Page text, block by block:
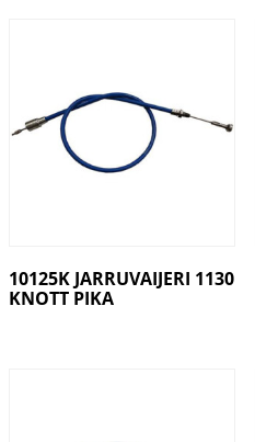
10125K JARRUVAIJERI 1130
KNOTT PIKA